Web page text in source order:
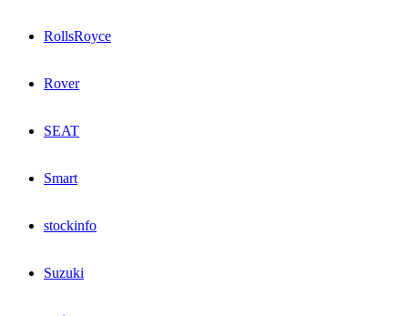
RollsRoyce
Rover
SEAT
Smart
stockinfo
Suzuki